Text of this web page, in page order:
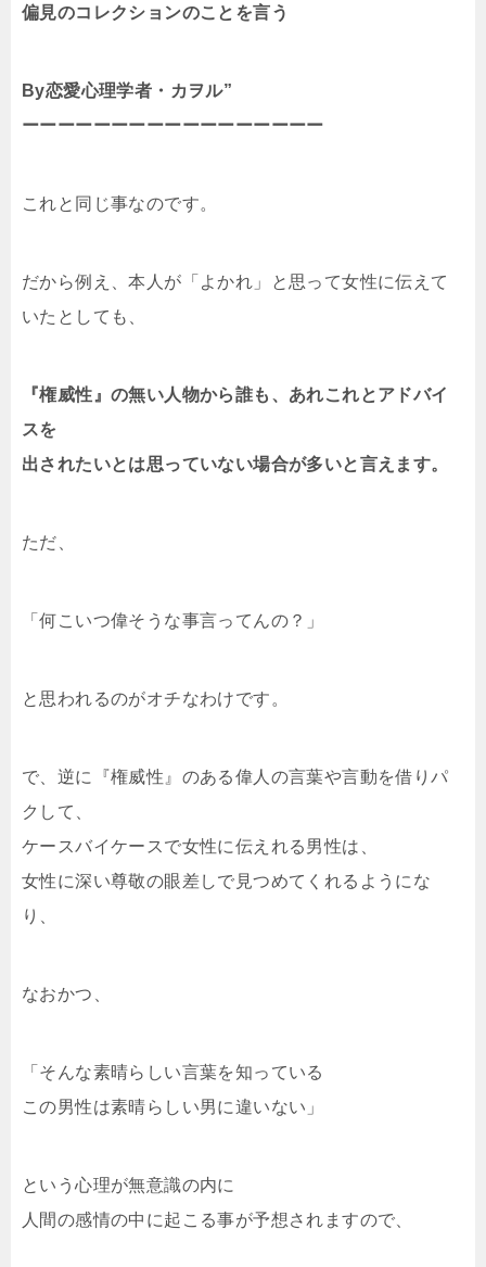
偏見のコレクションのことを言う
By恋愛心理学者・カヲル”
ーーーーーーーーーーーーーーーーー
これと同じ事なのです。
だから例え、本人が「よかれ」と思って女性に伝えて
いたとしても、
『権威性』の無い人物から誰も、あれこれとアドバイ
スを
出されたいとは思っていない場合が多いと言えます。
ただ、
「何こいつ偉そうな事言ってんの？」
と思われるのがオチなわけです。
で、逆に『権威性』のある偉人の言葉や言動を借りパ
クして、
ケースバイケースで女性に伝えれる男性は、
女性に深い尊敬の眼差しで見つめてくれるようにな
り、
なおかつ、
「そんな素晴らしい言葉を知っている
この男性は素晴らしい男に違いない」
という心理が無意識の内に
人間の感情の中に起こる事が予想されますので、